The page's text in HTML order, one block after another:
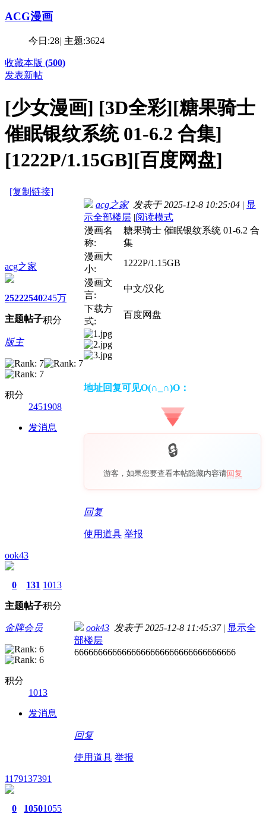
ACG漫画
今日:28| 主题:3624
收藏本版 (500)
发表新帖
[少女漫画] [3D全彩][糖果骑士
催眠银纹系统 01-6.2 合集]
[1222P/1.15GB][百度网盘]
[复制链接]
acg之家
2522
主题
2540
帖子
245万
积分
版主
积分
2451908
发消息
acg之家发表于 2025-12-8 10:25:04 | 显
示全部楼层 |阅读模式
漫画名
称:
糖果骑士 催眠银纹系统 01-6.2 合
集
漫画大
小:
1222P/1.15GB
漫画文
言:
中文/汉化
下载方
式:
百度网盘
地址回复可见O(∩_∩)O：
游客，如果您要查看本帖隐藏内容请回复
回复
使用道具 举报
ook43
0
主题
131
帖子
1013
积分
金牌会员
积分
1013
发消息
ook43 发表于 2025-12-8 11:45:37 | 显示全
部楼层
6666666666666666666666666666666666
回复
使用道具 举报
1179137391
0 10501055